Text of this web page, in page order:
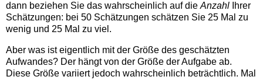
dann beziehen Sie das wahrscheinlich auf die Anzahl Ihrer
Schätzungen: bei 50 Schätzungen schätzen Sie 25 Mal zu
wenig und 25 Mal zu viel.
Aber was ist eigentlich mit der Größe des geschätzten
Aufwandes? Der hängt von der Größe der Aufgabe ab.
Diese Größe variiert jedoch wahrscheinlich beträchtlich. Mal